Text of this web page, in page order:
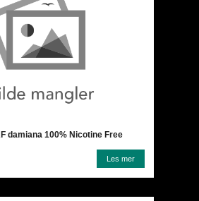
damiana 100% Nicotine Free
Les mer